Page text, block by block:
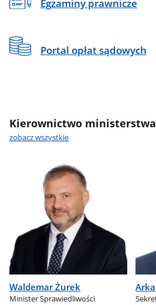
Egzaminy prawnicze
Portal opłat sądowych
Kierownictwo ministerstwa
zobacz wszystkie
Waldemar Żurek
Minister Sprawiedliwości